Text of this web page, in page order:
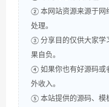
② 本网站资源来源于网
处理。
③ 分享目的仅供大家学
果自负。
④ 如果你也有好源码或
外收入。
⑤ 本站提供的源码、模